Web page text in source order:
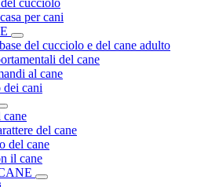
cucciolo
per cani
del cucciolo e del cane adulto
del cane
al cane
dei cani
del cane
del cane
il cane